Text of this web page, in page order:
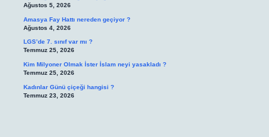
Ağustos 5, 2026
Amasya Fay Hattı nereden geçiyor ?
Ağustos 4, 2026
LGS’de 7. sınıf var mı ?
Temmuz 25, 2026
Kim Milyoner Olmak İster İslam neyi yasakladı ?
Temmuz 25, 2026
Kadınlar Günü çiçeği hangisi ?
Temmuz 23, 2026